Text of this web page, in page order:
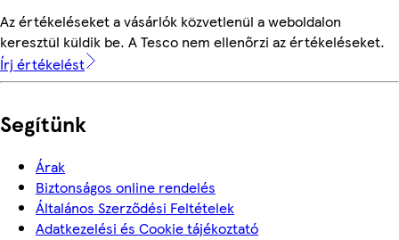
Az értékeléseket a vásárlók közvetlenül a weboldalon
keresztül küldik be. A Tesco nem ellenőrzi az értékeléseket.
Írj értékelést
Segítünk
Árak
Biztonságos online rendelés
Általános Szerződési Feltételek
Adatkezelési és Cookie tájékoztató